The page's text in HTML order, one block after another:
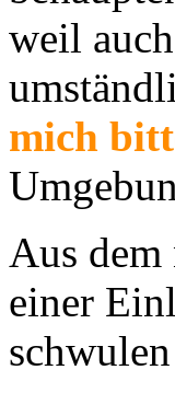
weil
mich
Aus
einer